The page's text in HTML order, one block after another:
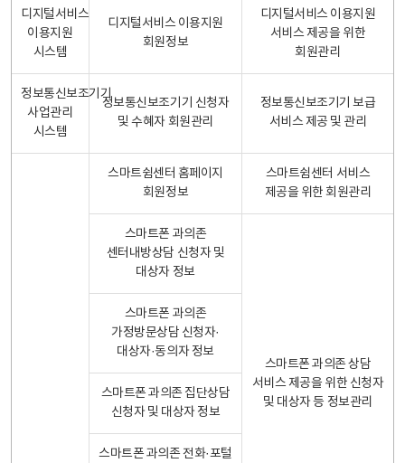
디지털서비스
이용지원
시스템
디지털서비스 이용지원
회원정보
디지털서비스 이용지원
서비스 제공을 위한
회원관리
정보통신보조기기
사업관리
시스템
정보통신보조기기 신청자
및 수혜자 회원관리
정보통신보조기기 보급
서비스 제공 및 관리
스마트쉼센터 홈페이지
회원정보
스마트쉼센터 서비스
제공을 위한 회원관리
스마트폰 과의존
센터내방상담 신청자 및
대상자 정보
스마트폰 과의존 상담
서비스 제공을 위한 신청자
및 대상자 등 정보관리
스마트폰 과의존
가정방문상담 신청자·
대상자·동의자 정보
스마트폰 과의존 집단상담
신청자 및 대상자 정보
스마트폰 과의존 전화·포털